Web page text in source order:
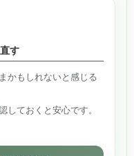
す
かもしれないと感じる
しておくと安心です。